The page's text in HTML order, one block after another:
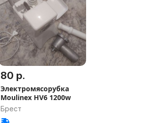
80 р.
Электромясорубка
Moulinex HV6 1200w
Брест